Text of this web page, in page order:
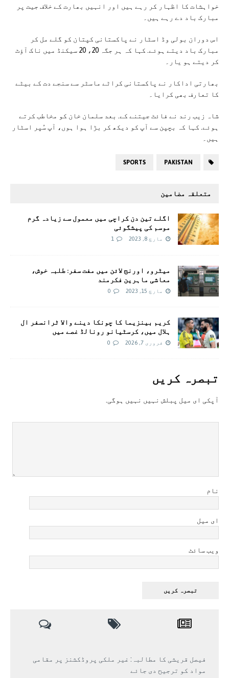
خواہشات کا اظہار کر رہے ہیں اور انہیں بھارت کے خلاف جیت پر
مبارک باد دے رہے ہیں۔
اس دوران بولی وڈ اسٹار نے پاکستانی کپتان کو گلے مل کر
مبارک باد دیتے ہوئے. کہا کہ ہر جگہ 20، 20 سیکنڈ میں ناک آؤٹ
کر دیتے ہو یار۔
بھارتی اداکار نے پاکستانی کراٹے ماسٹر سے سنجے دت کے بیٹے
کا تعارف بھی کرایا۔
شاہ زیب رند نے فائٹ جیتنے کے. بعد سلمان خان کو مخاطب کرتے
ہوئے. کہا کہ بچپن سے آپ کو دیکھ کر بڑا ہوا ہوں، آپ سُپر اسٹار
ہیں۔
PAKISTAN
SPORTS
متعلقہ مضامین
اگلے تین دن کراچی میں معمول سے زیادہ گرم
موسم کی پیشگوئی
مارچ 8, 2023 1
میٹرو، اورنج لائن میں مفت سفر: طلبہ خوش،
معاشی ماہرین فکرمند
مارچ 15, 2023 0
کریم بینزیما کا چونکا دینے والا ٹرانسفر ال
ہلال میں، کرسٹیانو رونالڈ غصے میں
فروری 7, 2026 0
تبصرہ کريں
آپکی ای ميل پبلش نہيں نہيں ہوگی.
نام
ای میل
ویب سائٹ
فیصل قریشی کا مطالبہ: غیر ملکی پروڈکشنز پر مقامی
مواد کو ترجیح دی جائے